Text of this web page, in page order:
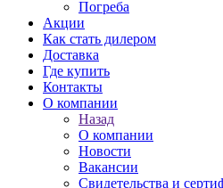
Погреба
Акции
Как стать дилером
Доставка
Где купить
Контакты
О компании
Назад
О компании
Новости
Вакансии
Свидетельства и